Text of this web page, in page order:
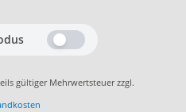
gültiger Mehrwertsteuer zzgl.